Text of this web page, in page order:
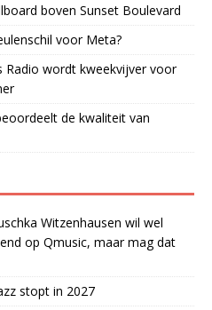
boven Sunset Boulevard
voor Meta?
Radio wordt kweekvijver voor
de kwaliteit van
Witzenhausen wil wel
op Qmusic, maar mag dat
stopt in 2027